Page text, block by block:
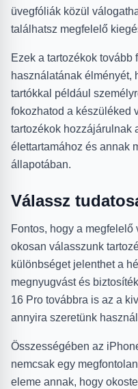
üvegfóliák közül
találhatsz megfelelő
Ezek a tartozékok tovább
használatának élményét,
tartókkal például
fokozhatod a készüléked
tartozékok hozzájárulnak
élettartamához és annak
állapotában.
Válassz
Fontos, hogy a
okosan válasszunk
különbséget jelenthet a
megnyugvást és
16 Pro továbbra is az a
annyira szeretünk
Összességében az
nemcsak egy
eleme annak, hogy